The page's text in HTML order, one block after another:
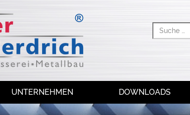
UNTERNEHMEN DOWNLOADS